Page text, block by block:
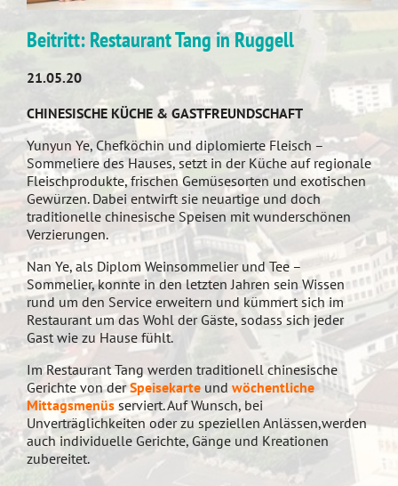
Beitritt: Restaurant Tang in Ruggell
21.05.20
CHINESISCHE KÜCHE & GASTFREUNDSCHAFT
Yunyun Ye, Chefköchin und diplomierte Fleisch –
Sommeliere des Hauses, setzt in der Küche auf regionale
Fleischprodukte, frischen Gemüsesorten und exotischen
Gewürzen. Dabei entwirft sie neuartige und doch
traditionelle chinesische Speisen mit wunderschönen
Verzierungen.
Nan Ye, als Diplom Weinsommelier und Tee –
Sommelier, konnte in den letzten Jahren sein Wissen
rund um den Service erweitern und kümmert sich im
Restaurant um das Wohl der Gäste, sodass sich jeder
Gast wie zu Hause fühlt.
Im Restaurant Tang werden traditionell chinesische
Gerichte von derSpeisekarte und wöchentliche
Mittagsmenüs serviert. Auf Wunsch, bei
Unverträglichkeiten oder zu speziellen Anlässen,werden
auch individuelle Gerichte, Gänge und Kreationen
zubereitet.